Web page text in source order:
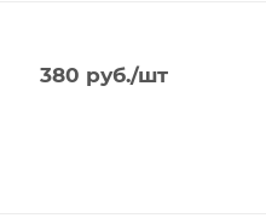
380 руб./шт